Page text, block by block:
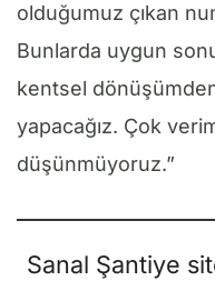
olduğumuz çıkan
Bunlarda uygun
kentsel dönüşümden
yapacağız. Çok
düşünmüyoruz.”
Sanal Şantiye